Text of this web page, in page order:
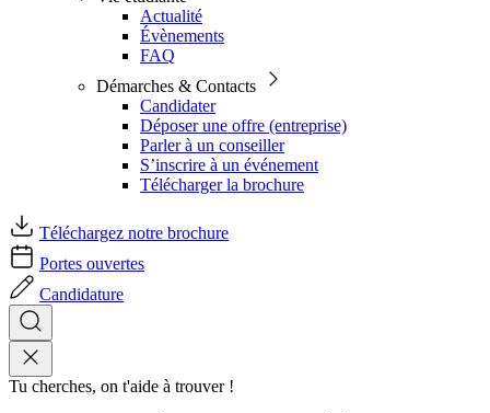
Actualité
Évènements
FAQ
Démarches & Contacts
Candidater
Déposer une offre (entreprise)
Parler à un conseiller
S’inscrire à un événement
Télécharger la brochure
Téléchargez notre brochure
Portes ouvertes
Candidature
Tu cherches, on t'aide à trouver !